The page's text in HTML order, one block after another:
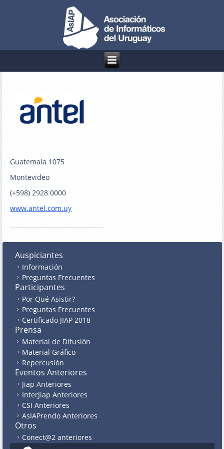
Guatemala 1075
Montevideo
(+598) 2928 0000
www.antel.com.uy
Auspiciantes
Información
Preguntas Frecuentes
Participantes
Por Qué Asistir?
Preguntas Frecuentes
Certificado JIAP 2018
Prensa
Material de Difusión
Material Gráfico
Repercusión
Eventos Anteriores
Jiap Anteriores
InterJiap Anteriores
CSI Anteriores
AsIAPrendo Anteriores
Otros
Conect@2 anteriores